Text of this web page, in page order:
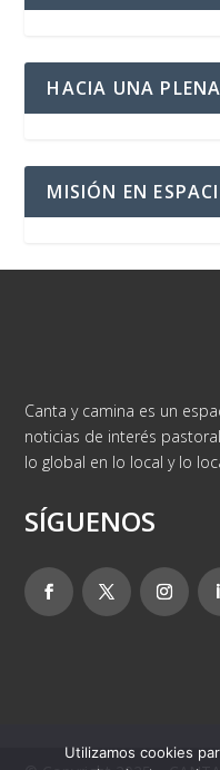
HACIA UNA
MISIÓN EN
Canta y camina es un
noticias de interés
lo global en lo local y lo
SÍGUENOS
Utilizamos cookies